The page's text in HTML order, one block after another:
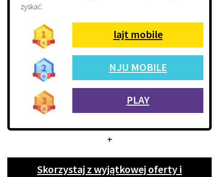
zyskać:
lajt mobile
NJU MOBILE
PLAY
+
Skorzystaj z wyjątkowej oferty i